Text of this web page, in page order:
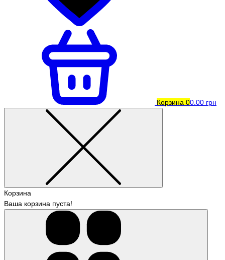
Корзина 00.00 грн
Корзина
Ваша корзина пуста!